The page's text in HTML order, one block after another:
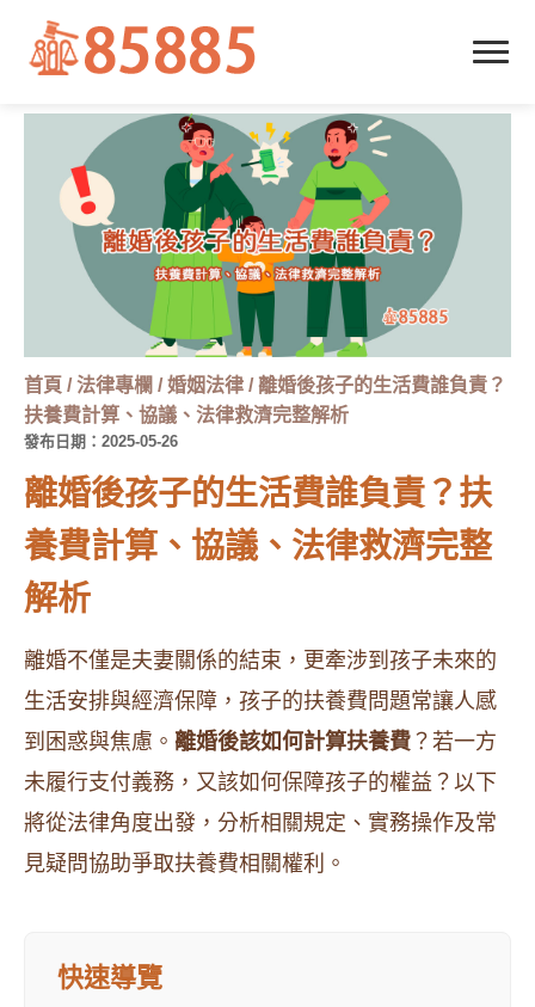
首頁 /法律專欄 /婚姻法律 /離婚後孩子的生活費誰負責？
扶養費計算、協議、法律救濟完整解析
發布日期：2025-05-26
離婚後孩子的生活費誰負責？扶
養費計算、協議、法律救濟完整
解析
離婚不僅是夫妻關係的結束，更牽涉到孩子未來的
生活安排與經濟保障，孩子的扶養費問題常讓人感
到困惑與焦慮。 離婚後該如何計算扶養費 ？若一方
未履行支付義務，又該如何保障孩子的權益？以下
將從法律角度出發，分析相關規定、實務操作及常
見疑問協助爭取扶養費相關權利。
快速導覽